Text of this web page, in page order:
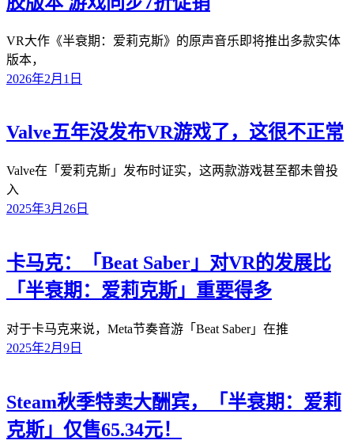
VR大作《半衰期：爱莉克斯》的原声音乐即将推出多款实体
版本，
2026年2月1日
Valve五年没发布VR游戏了，这很不正常
Valve在「爱莉克斯」发布时证实，这两款游戏甚至都未曾投
入
2025年3月26日
卡马克：「Beat Saber」对VR的发展比
「半衰期：爱莉克斯」重要得多
对于卡马克来说，Meta节奏音游「Beat Saber」在推
2025年2月9日
Steam秋季特卖大酬宾，「半衰期：爱莉
克斯」仅售65.34元！